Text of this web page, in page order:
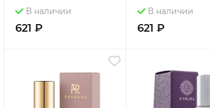
В наличии
621 ₽
В наличии
621 ₽